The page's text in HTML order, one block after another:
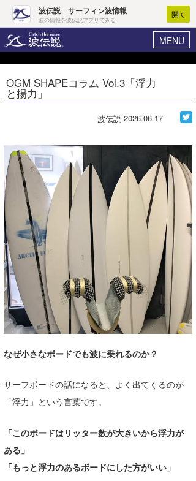
波伝説 サーフィン波情報
波の情報を波伝説アプリでみる
開く
MENU
ヘルプ マイホーム
ログイン
WAVE HUNTER波予想ツール
気象情報
ニュース
サーフィンエリアガイド
会員メニュー
今月のプレゼント
OGM SHAPEコラム Vol.3「浮力
と揚力」
波伝説 2026.06.17
なぜ小さなボードでも波に乗れるのか？
サーフボードの話になると、よく出てくるのが
「浮力」という言葉です。
「このボードはリッター数が大きいから浮力が
ある」
「もっと浮力のあるボードにした方がいい」
Core Surf Japan
アート＆エンタメ
コラム
トラベル
ショップ情報
ショップ情報
湘南
千葉北
伊豆
千葉南
大阪
四国
沖縄
ウラナミ
お知らせ
その他
ルール＆How to
VOTE!
サーファーズ